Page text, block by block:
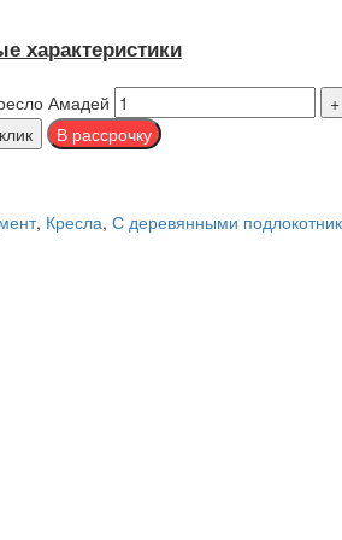
характеристики
Амадей
, Кресла, С деревянными